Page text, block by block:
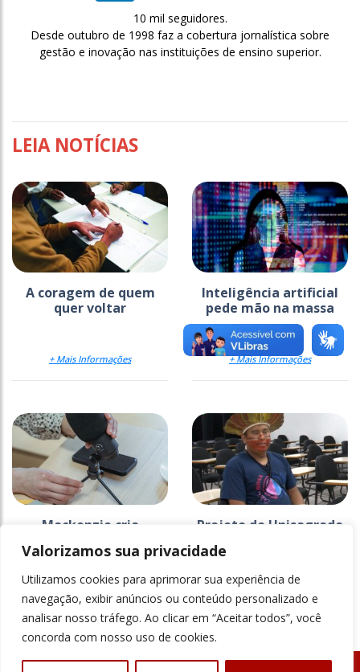
Valorizamos sua privacidade
Utilizamos cookies para aprimorar sua experiência de
navegação, exibir anúncios ou conteúdo personalizado e
analisar nosso tráfego. Ao clicar em “Aceitar todos”, você
concorda com nosso uso de cookies.
10 mil seguidores.
Desde outubro de 1998 faz a cobertura jornalística sobre
gestão e inovação nas instituições de ensino superior.
LEIA NOTÍCIAS
A coragem de quem
quer voltar
+ Mais Informações
Inteligência artificial
pede mão na massa
+ Mais Informações
Mackenzie cria
comunicar a ciência
+ Mais Informações
Projeto do Unisagrado
documentário
+ Mais Informações